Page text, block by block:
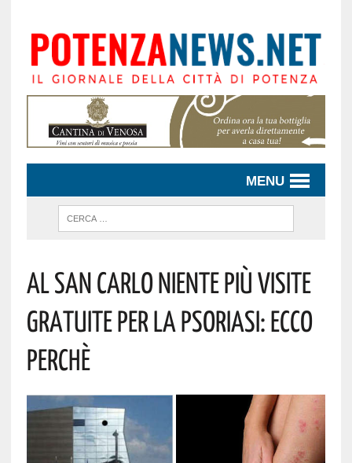
MENU
AL SAN CARLO NIENTE PIÙ VISITE
GRATUITE PER LA PSORIASI: ECCO
PERCHÈ